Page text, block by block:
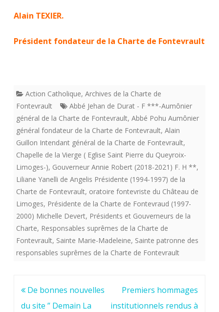
Alain TEXIER.
Président fondateur de la Charte de Fontevrault
Action Catholique, Archives de la Charte de
Fontevrault
Abbé Jehan de Durat - F ***-Aumônier
général de la Charte de Fontevrault, Abbé Pohu Aumônier
général fondateur de la Charte de Fontevrault, Alain
Guillon Intendant général de la Charte de Fontevrault,
Chapelle de la Vierge ( Eglise Saint Pierre du Queyroix-
Limoges-), Gouverneur Annie Robert (2018-2021) F. H **,
Liliane Yanelli de Angelis Présidente (1994-1997) de la
Charte de Fontevrault, oratoire fontevriste du Château de
Limoges, Présidente de la Charte de Fontevraud (1997-
2000) Michelle Devert, Présidents et Gouverneurs de la
Charte, Responsables suprêmes de la Charte de
Fontevrault, Sainte Marie-Madeleine, Sainte patronne des
responsables suprêmes de la Charte de Fontevrault
Navigation
de
De bonnes nouvelles
du site ” Demain La
Premiers hommages
institutionnels rendus à